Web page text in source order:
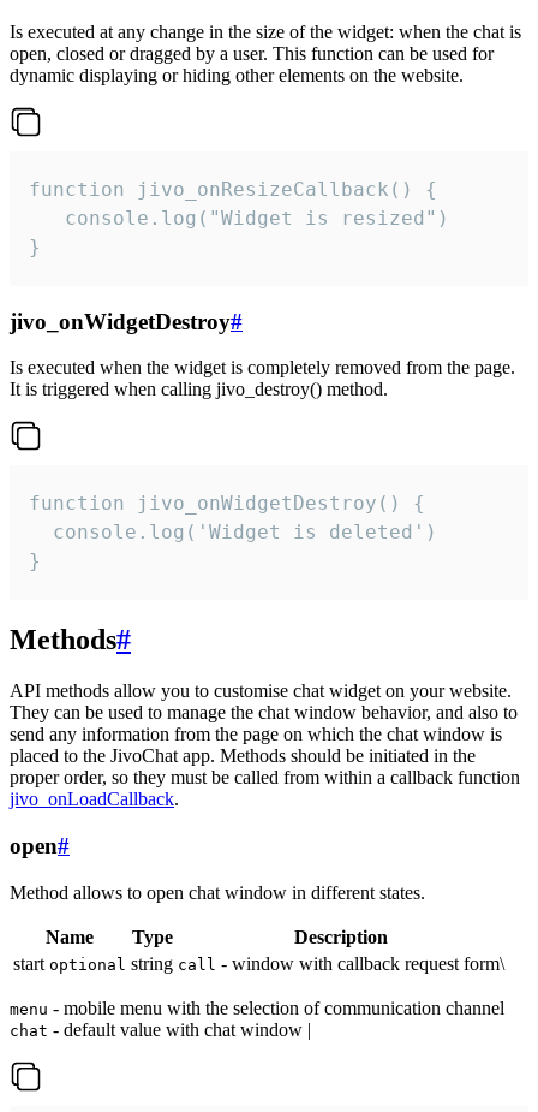
Is executed at any change in the size of the widget: when the chat is
open, closed or dragged by a user. This function can be used for
dynamic displaying or hiding other elements on the website.
function jivo_onResizeCallback() {
   console.log("Widget is resized")
}
jivo_onWidgetDestroy#
Is executed when the widget is completely removed from the page.
It is triggered when calling jivo_destroy() method.
function jivo_onWidgetDestroy() {
  console.log('Widget is deleted')
}
Methods#
API methods allow you to customise chat widget on your website.
They can be used to manage the chat window behavior, and also to
send any information from the page on which the chat window is
placed to the JivoChat app. Methods should be initiated in the
proper order, so they must be called from within a callback function
jivo_onLoadCallback.
open#
Method allows to open chat window in different states.
Name Type
Description
start optional string call - window with callback request form\
menu - mobile menu with the selection of communication channel
chat - default value with chat window |